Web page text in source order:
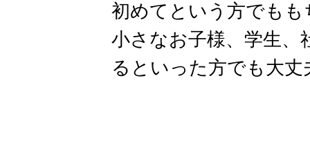
初めてという方でも
小さなお子様、学生、
るといった方でも大丈